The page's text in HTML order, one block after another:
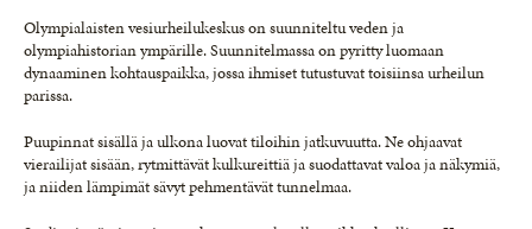
Olympialaisten vesiurheilukeskus on suunniteltu veden ja
olympiahistorian ympärille. Suunnitelmassa on pyritty luomaan
dynaaminen kohtauspaikka, jossa ihmiset tutustuvat toisiinsa urheilun
parissa.
Puupinnat sisällä ja ulkona luovat tiloihin jatkuvuutta. Ne ohjaavat
vierailijat sisään, rytmittävät kulkureittiä ja suodattavat valoa ja näkymiä,
ja niiden lämpimät sävyt pehmentävät tunnelmaa.